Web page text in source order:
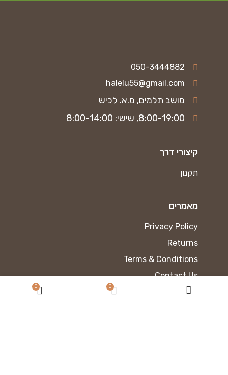
050-3444882
halelu55@gmail.com
מושב תלמים, מ.א. לכיש
8:00-19:00, שישי: 8:00-14:00
קיצורי דרך
תקנון
מאמרים
Privacy Policy
Returns
Terms & Conditions
Contact Us
Latest News
0
0